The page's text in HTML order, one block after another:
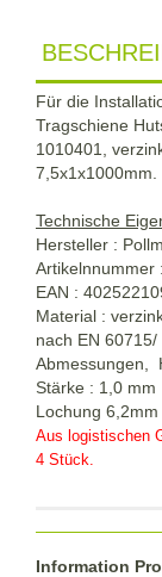
Für die
Tragschiene
1010401,
7,5x1x1000mm.
Technische
Hersteller :
Artikelnnummer
EAN :
Material :
nach EN 60715/
Abmessungen,
Stärke : 1,0 mm
Lochung
Aus logistischen
4 Stück.
Information